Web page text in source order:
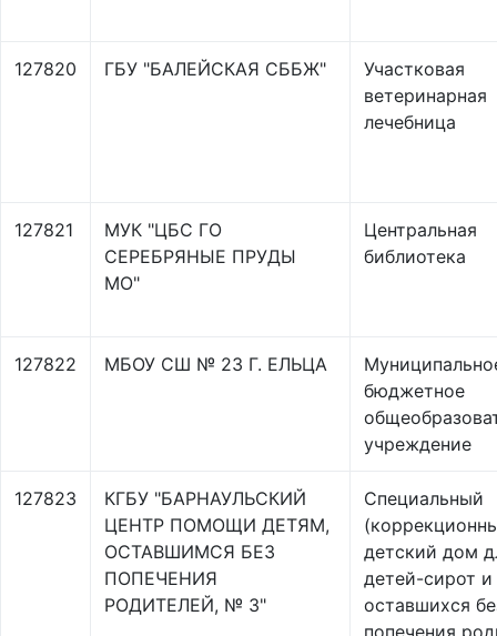
127820 ГБУ "БАЛЕЙСКАЯ СББЖ"
Участковая
ветеринарная
лечебница
127821
МУК "ЦБС ГО
СЕРЕБРЯНЫЕ ПРУДЫ
МО"
Центральная
библиотека
127822 МБОУ СШ № 23 Г. ЕЛЬЦА
бюджетное
учреждение
127823
КГБУ "БАРНАУЛЬСКИЙ
ЦЕНТР ПОМОЩИ ДЕТЯМ,
ОСТАВШИМСЯ БЕЗ
ПОПЕЧЕНИЯ
РОДИТЕЛЕЙ, № 3"
Специальный
детский дом
детей-сирот и
оставшихся
попечения